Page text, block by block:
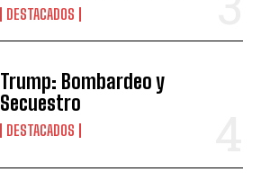
DESTACADOS
Trump: Bombardeo y
Secuestro
DESTACADOS